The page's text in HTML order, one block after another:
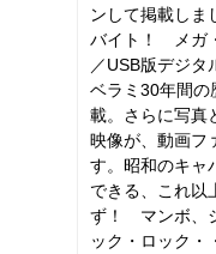
ンして掲載しま
バイト！ メガ
／USB版デジタ
ベラミ30年間の
載。さらに写真
映像が、動画フ
す。昭和のキャ
できる、これ以
ず！ マンボ、
ック・ロック・